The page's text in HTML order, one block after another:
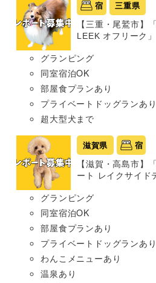
宿 三重県
【三重・尾鷲市
LEEK オフリーク」
グランピング
同室宿泊OK
部屋食プランあり
プライベートドッグランあり
超大型犬まで
滋賀県 宿
【滋賀・高島市】
ート レイクサイド
グランピング
同室宿泊OK
部屋食プランあり
プライベートドッグランあり
わんこメニューあり
温泉あり